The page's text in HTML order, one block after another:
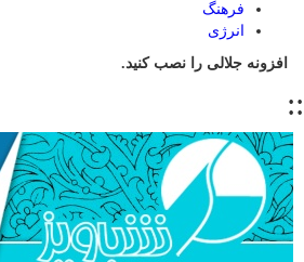
فرهنگ
انرژی
افزونه جلالی را نصب کنید.
::